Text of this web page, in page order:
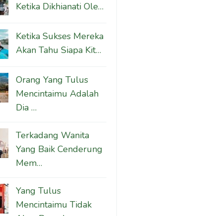
Ketika Dikhianati Ole…
Ketika Sukses Mereka
Akan Tahu Siapa Kit…
Orang Yang Tulus
Mencintaimu Adalah
Dia …
Terkadang Wanita
Yang Baik Cenderung
Mem…
Yang Tulus
Mencintaimu Tidak